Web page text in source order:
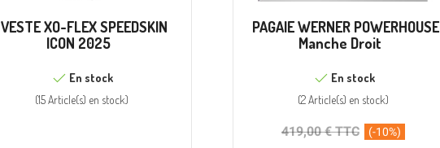
VESTE XO-FLEX SPEEDSKIN
ICON 2025
En stock
(15 Article(s) en stock)
PAGAIE WERNER POWERHOUSE
Manche Droit
En stock
(2 Article(s) en stock)
419,00 € TTC (-10%)